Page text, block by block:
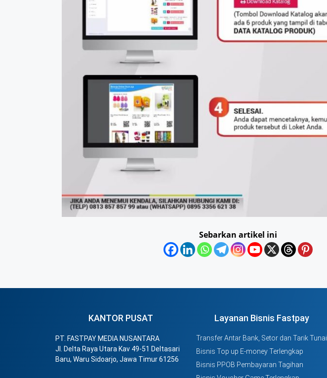
Sebarkan artikel ini
KANTOR PUSAT
PT. FASTPAY MEDIA NUSANTARA
Jl. Delta Raya Utara Kav 49-51 Deltasari
Baru, Waru Sidoarjo, Jawa Timur 61256
Layanan Bisnis Fastpay
Transfer Antar Bank, Setor dan Tarik Tunai
Bisnis Top up E-money Terlengkap
Bisnis PPOB Pembayaran Tagihan